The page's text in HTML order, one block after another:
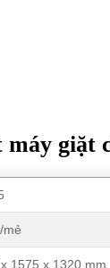
giặt
mẻ
1575 x 1320 mm